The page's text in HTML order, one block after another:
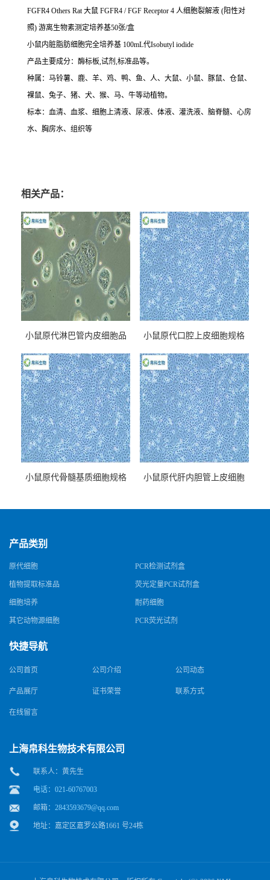
FGFR4 Others Rat大鼠 FGFR4 / FGF Receptor 4 人细胞裂解液 (阳性对
照) 游离生物素测定培养基50张/盒
小鼠内脏脂肪细胞完全培养基 100mL代Isobutyl iodide
产品主要成分：酶标板,试剂 ,标准品等。
种属：马铃薯、鹿、羊、鸡、鸭、鱼、人、大鼠、小鼠、豚鼠、仓鼠、
裸鼠、兔子、猪、犬、猴、马、牛等动植物。
标本：血清、血浆、细胞上清液、尿液、体液、灌洗液、脑脊髓、心房
水、胸房水、组织等
相关产品：
小鼠原代淋巴管内皮细胞品
小鼠原代口腔上皮细胞规格
小鼠原代骨髓基质细胞规格
小鼠原代肝内胆管上皮细胞
产品类别
原代细胞 PCR检测试剂盒
植物提取标准品 荧光定量PCR试剂盒
细胞培养 耐药细胞
其它动物源细胞 PCR荧光试剂
快捷导航
公司首页 公司介绍 公司动态
产品展厅 证书荣誉 联系方式
在线留言
上海帛科生物技术有限公司
联系人：黄先生
电话：021-60767003
邮箱： 2843593679@qq.com
地址：嘉定区嘉罗公路1661 号24栋